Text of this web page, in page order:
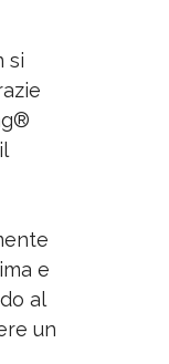
si
e
al
un